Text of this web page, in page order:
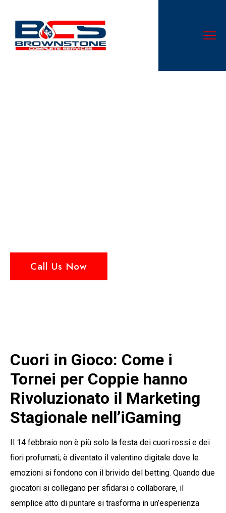
Call Us Now
Cuori in Gioco: Come i
Tornei per Coppie hanno
Rivoluzionato il Marketing
Stagionale nell’iGaming
Il 14 febbraio non è più solo la festa dei cuori rossi e dei
fiori profumati; è diventato il valentino digitale dove le
emozioni si fondono con il brivido del betting. Quando due
giocatori si collegano per sfidarsi o collaborare, il
semplice atto di puntare si trasforma in un’esperienza